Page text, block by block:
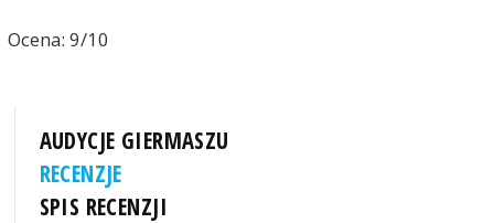
Ocena: 9/10
AUDYCJE GIERMASZU
RECENZJE
SPIS RECENZJI